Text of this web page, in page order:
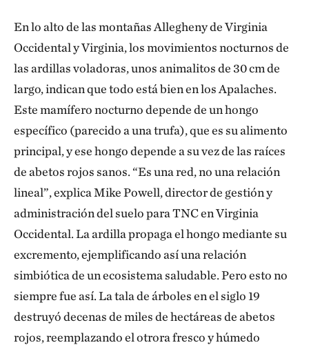
En lo alto de las montañas Allegheny de Virginia
Occidental y Virginia, los movimientos nocturnos de
las ardillas voladoras, unos animalitos de 30 cm de
largo, indican que todo está bien en los Apalaches.
Este mamífero nocturno depende de un hongo
específico (parecido a una trufa), que es su alimento
principal, y ese hongo depende a su vez de las raíces
de abetos rojos sanos. “Es una red, no una relación
lineal”, explica Mike Powell, director de gestión y
administración del suelo para TNC en Virginia
Occidental. La ardilla propaga el hongo mediante su
excremento, ejemplificando así una relación
simbiótica de un ecosistema saludable. Pero esto no
siempre fue así. La tala de árboles en el siglo 19
destruyó decenas de miles de hectáreas de abetos
rojos, reemplazando el otrora fresco y húmedo